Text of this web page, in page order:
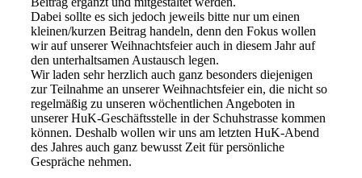
Dabei sollte es sich jedoch jeweils bitte nur um einen
kleinen/kurzen Beitrag handeln, denn den Fokus wollen
wir auf unserer Weihnachtsfeier auch in diesem Jahr auf
den unterhaltsamen Austausch legen.
Wir laden sehr herzlich auch ganz besonders diejenigen
zur Teilnahme an unserer Weihnachtsfeier ein, die nicht so
regelmäßig zu unseren wöchentlichen Angeboten in
unserer HuK-Geschäftsstelle in der Schuhstrasse kommen
können. Deshalb wollen wir uns am letzten HuK-Abend
des Jahres auch ganz bewusst Zeit für persönliche
Gespräche nehmen.